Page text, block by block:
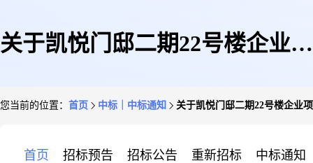
关于凯悦门邸二期22号楼企业项
您当前的位置： 首页 中标｜中标通知 关于凯悦门邸二期22号楼企业
首页 招标预告 招标公告 重新招标 中标通知